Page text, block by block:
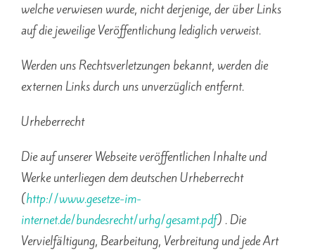
welche verwiesen wurde, nicht derjenige, der über Links
auf die jeweilige Veröffentlichung lediglich verweist.
Werden uns Rechtsverletzungen bekannt, werden die
externen Links durch uns unverzüglich entfernt.
Urheberrecht
Die auf unserer Webseite veröffentlichen Inhalte und
Werke unterliegen dem deutschen Urheberrecht
(http://www.gesetze-im-
internet.de/bundesrecht/urhg/gesamt.pdf) . Die
Vervielfältigung, Bearbeitung, Verbreitung und jede Art